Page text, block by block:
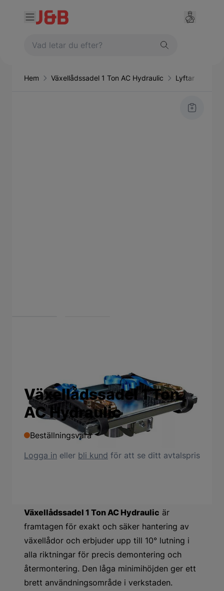
Hem Växellådssadel 1 Ton AC Hydraulic Lyftar
Växellådssadel 1 Ton
AC Hydraulic
Beställningsvara
Logga in eller bli kund för att se ditt avtalspris
Växellådssadel 1 Ton AC Hydraulic är
framtagen för exakt och säker hantering av
växellådor och erbjuder upp till 10° lutning i
alla riktningar för precis demontering och
återmontering. Den låga minimihöjden ger ett
brett användningsområde i verkstaden.